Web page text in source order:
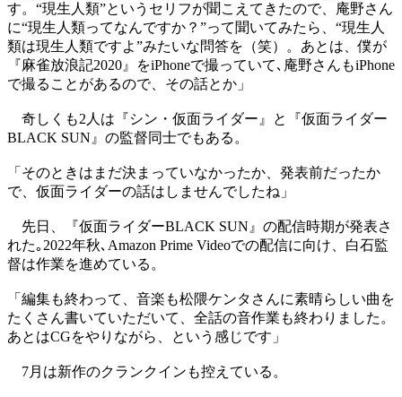
す。“現生人類”というセリフが聞こえてきたので、庵野さん
に“現生人類ってなんですか？”って聞いてみたら、“現生人
類は現生人類ですよ”みたいな問答を（笑）。あとは、僕が
『麻雀放浪記2020』をiPhoneで撮っていて､庵野さんもiPhone
で撮ることがあるので、その話とか」
奇しくも2人は『シン・仮面ライダー』と『仮面ライダー
BLACK SUN』の監督同士でもある。
「そのときはまだ決まっていなかったか、発表前だったか
で、仮面ライダーの話はしませんでしたね」
先日、『仮面ライダーBLACK SUN』の配信時期が発表さ
れた｡2022年秋､Amazon Prime Videoでの配信に向け、白石監
督は作業を進めている。
「編集も終わって、音楽も松隈ケンタさんに素晴らしい曲を
たくさん書いていただいて、全話の音作業も終わりました。
あとはCGをやりながら、という感じです」
7月は新作のクランクインも控えている。